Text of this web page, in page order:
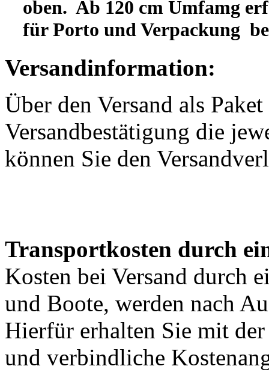
oben. Ab 120 cm Umfamg
für Porto und Verpackung
Versandinformation:
Über den Versand als
Versandbestätigung die
können Sie den
Transportkosten durch
Kosten bei Versand durch
und Boote, werden nach
Hierfür erhalten Sie mit
und verbindliche